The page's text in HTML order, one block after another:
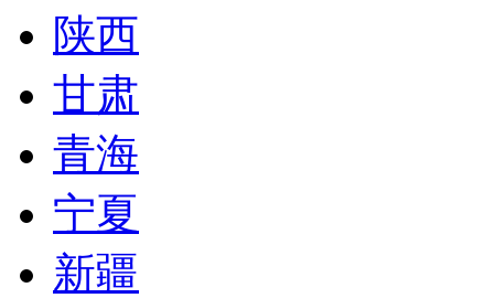
陕西
甘肃
青海
宁夏
新疆